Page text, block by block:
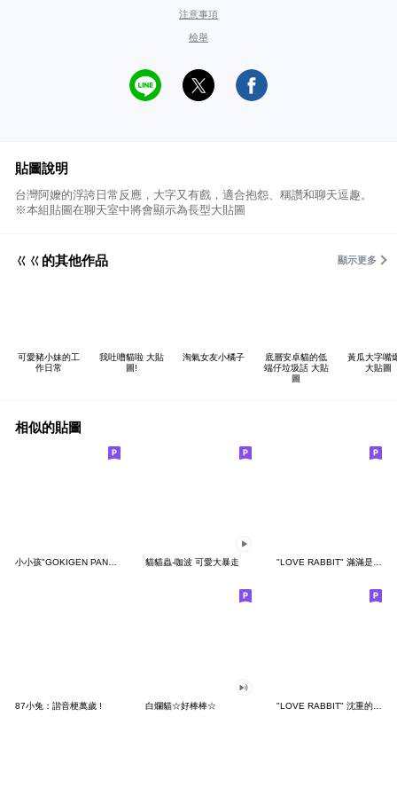
注意事項
檢舉
貼圖說明
台灣阿嬤的浮誇日常反應，大字又有戲，適合抱怨、稱讚和聊天逗趣。
※本組貼圖在聊天室中將會顯示為長型大貼圖
ㄍㄍ的其他作品 顯示更多
可愛豬小妹的工
作日常
我吐嘈貓啦 大貼
圖!
淘氣女友小橘子
底層安卓貓的低
端仔垃圾話 大貼
圖
黃瓜大字嘴
大貼圖
相似的貼圖
小小孩"GOKIGEN PANDA" 台灣版 貓貓蟲-咖波 可愛大暴走 "LOVE RABBIT" 滿滿是愛 台灣版
87小兔：諧音梗萬歲 ! 白爛貓☆好棒棒☆ "LOVE RABBIT" 沈重的愛 台灣版